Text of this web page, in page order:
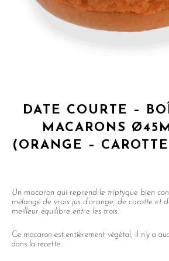
DATE COURTE –
MACARONS
(ORANGE –
Un macaron qui reprend le triptyque bien
mélangé de vrais jus d’orange, de carotte et
meilleur équilibre entre les trois.
Ce macaron est entièrement végétal, il n’y a
dans la recette.